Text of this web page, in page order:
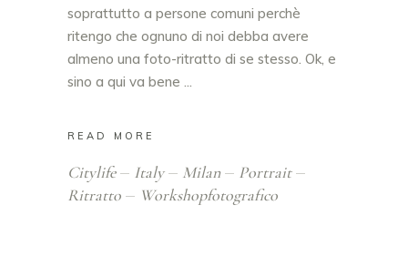
soprattutto a persone comuni perchè
ritengo che ognuno di noi debba avere
almeno una foto-ritratto di se stesso. Ok, e
sino a qui va bene
READ MORE
Citylife Italy Milan
Portrait
Ritratto
Workshopfotografico